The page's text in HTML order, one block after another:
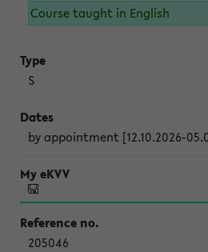
Course taught in English
S
by appointment [12.10.2026-
205046